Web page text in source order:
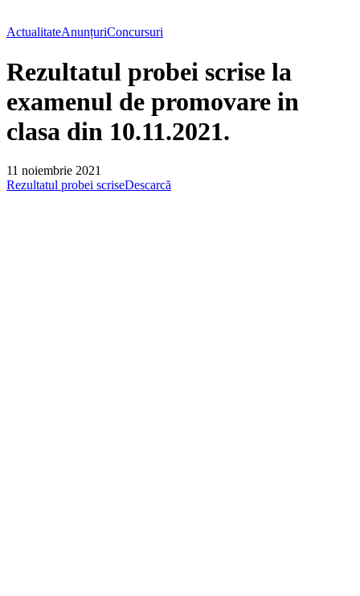
ActualitateAnunțuriConcursuri
Rezultatul probei scrise la
examenul de promovare in
clasa din 10.11.2021.
11 noiembrie 2021
Rezultatul probei scriseDescarcă